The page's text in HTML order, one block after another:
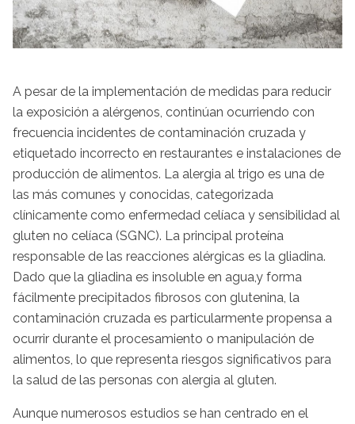
A pesar de la implementación de medidas para reducir
la exposición a alérgenos, continúan ocurriendo con
frecuencia incidentes de contaminación cruzada y
etiquetado incorrecto en restaurantes e instalaciones de
producción de alimentos. La alergia al trigo es una de
las más comunes y conocidas, categorizada
clínicamente como enfermedad celíaca y sensibilidad al
gluten no celíaca (SGNC). La principal proteína
responsable de las reacciones alérgicas es la gliadina.
Dado que la gliadina es insoluble en agua,y forma
fácilmente precipitados fibrosos con glutenina, la
contaminación cruzada es particularmente propensa a
ocurrir durante el procesamiento o manipulación de
alimentos, lo que representa riesgos significativos para
la salud de las personas con alergia al gluten.
Aunque numerosos estudios se han centrado en el